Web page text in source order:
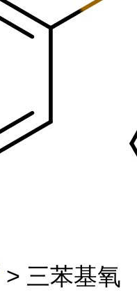
> 三苯基氧